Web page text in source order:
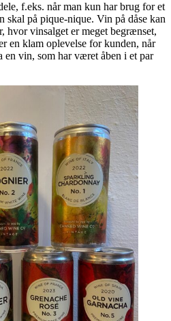
f.eks. når man kun har brug for et
skal på pique-nique. Vin på dåse kan
hvor vinsalget er meget begrænset,
en klam oplevelse for kunden, når
en vin, som har været åben i et par